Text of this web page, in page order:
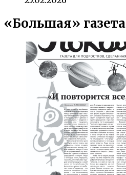
«Большая» газета